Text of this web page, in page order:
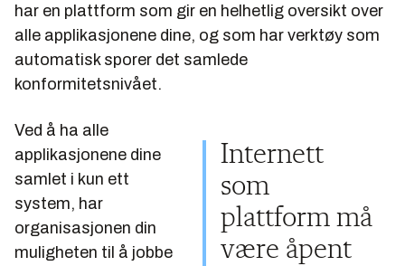
har en plattform som gir en helhetlig oversikt over
alle applikasjonene dine, og som har verktøy som
automatisk sporer det samlede
konformitetsnivået.
Internett
som
plattform må
være åpent
Ved å ha alle
applikasjonene dine
samlet i kun ett
system, har
organisasjonen din
muligheten til å jobbe